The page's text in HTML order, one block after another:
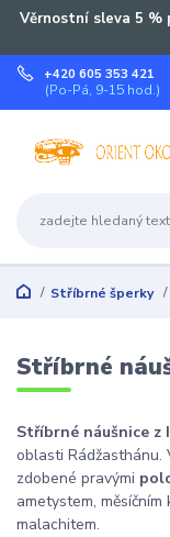
Věrnostní sleva 5 %
+420 605 353 421
(Po-Pá, 9-15 hod.)
Stříbrné šperky
Stříbrné
Stříbrné náušnice z
oblasti Rádžasthánu.
zdobené pravými
ametystem,
malachitem.